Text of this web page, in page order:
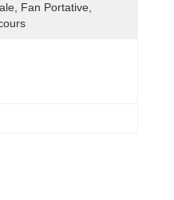
Fan Portative,